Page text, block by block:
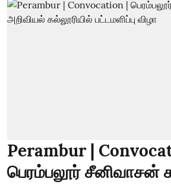
Perambur |
பெரம்பலூர் சீனிவாசன்